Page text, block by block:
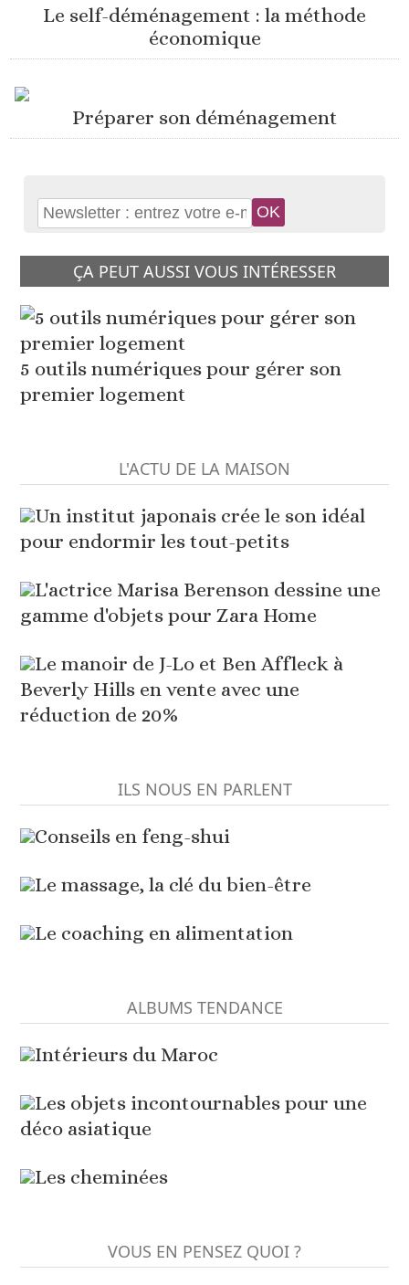
Le self-déménagement : la méthode
économique
Préparer son déménagement
ÇA PEUT AUSSI VOUS INTÉRESSER
5 outils numériques pour gérer son
premier logement
L'ACTU DE LA MAISON
Un institut japonais crée le son idéal
pour endormir les tout-petits
L'actrice Marisa Berenson dessine une
gamme d'objets pour Zara Home
Le manoir de J-Lo et Ben Affleck à
Beverly Hills en vente avec une
réduction de 20%
ILS NOUS EN PARLENT
Conseils en feng-shui
Le massage, la clé du bien-être
Le coaching en alimentation
ALBUMS TENDANCE
Intérieurs du Maroc
Les objets incontournables pour une
déco asiatique
Les cheminées
VOUS EN PENSEZ QUOI ?